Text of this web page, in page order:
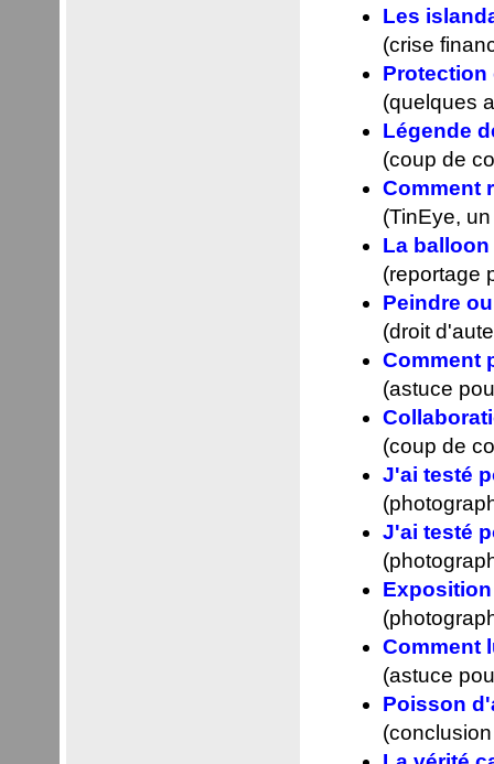
Les
(crise
Protection
(quelques
Légende
(coup de
Comment
(TinEye,
La
(reportage
Peindre
(droit
Comment
(astuce
(coup de
J'ai testé
J'ai testé
Comment
(astuce
Poisson